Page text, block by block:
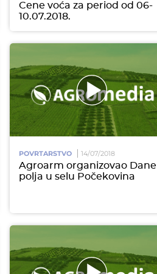
Cene voća za period od 06-
10.07.2018.
POVRTARSTVO 14/07/2018
Agroarm organizovao Dane
polja u selu Počekovina